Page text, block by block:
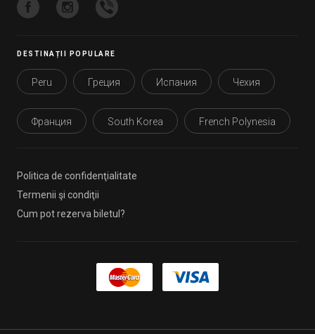
DESTINAȚII POPULARE
Peru Греция Испания Чехия
Франция South Korea French Polynesia
Politica de confidenţialitate
Termenii şi condiţii
Cum pot rezerva biletul?